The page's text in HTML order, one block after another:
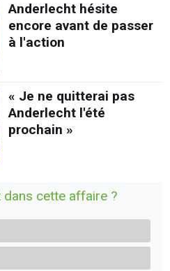
Anderlecht hésite
encore avant de passer
à l'action
« Je ne quitterai pas
Anderlecht l'été
prochain »
dans cette affaire ?